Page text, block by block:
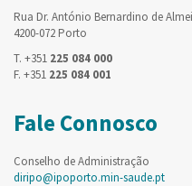
Rua Dr. António Bernardino de
4200-072 Porto
T. +351 225 084 000
F. +351 225 084 001
Fale Connosco
Conselho de Administração
diripo@ipoporto.min-saude.pt